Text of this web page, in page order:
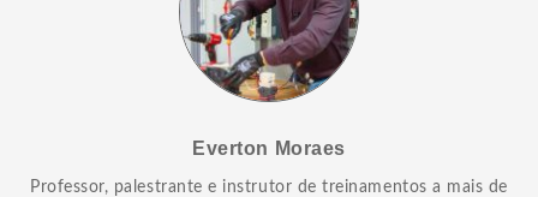
Everton Moraes
Professor, palestrante e instrutor de treinamentos a mais de